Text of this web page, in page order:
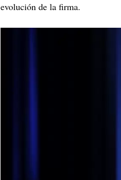
evolución de la firma.